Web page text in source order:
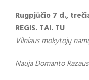
Rugpjūčio 7 d.,
REGIS. TAI. TU
Vilniaus mokytojų
Nauja Domanto